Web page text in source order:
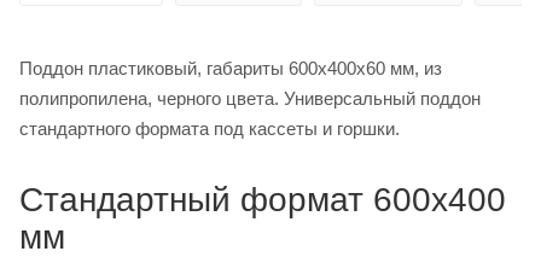
Поддон пластиковый, габариты 600х400х60 мм, из
полипропилена, черного цвета. Универсальный поддон
стандартного формата под кассеты и горшки.
Стандартный формат 600х400
мм